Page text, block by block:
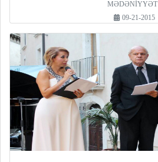
MƏDƏNİYYƏT
09-21-2015